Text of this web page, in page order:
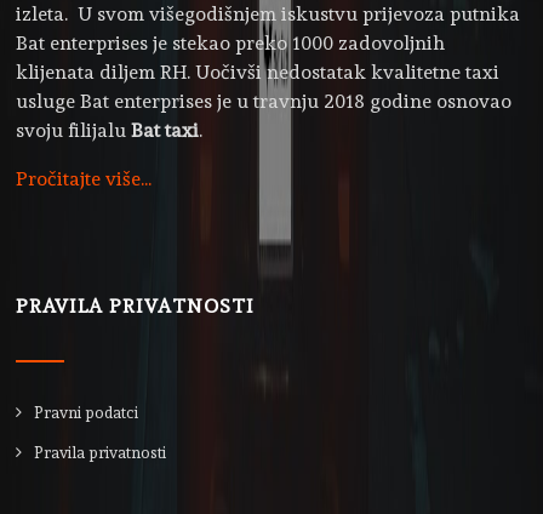
izleta. U svom višegodišnjem iskustvu prijevoza putnika
Bat enterprises je stekao preko 1000 zadovoljnih
klijenata diljem RH. Uočivši nedostatak kvalitetne taxi
usluge Bat enterprises je u travnju 2018 godine osnovao
svoju filijaluBat taxi.
Pročitajte više...
PRAVILA PRIVATNOSTI
Pravni podatci
Pravila privatnosti